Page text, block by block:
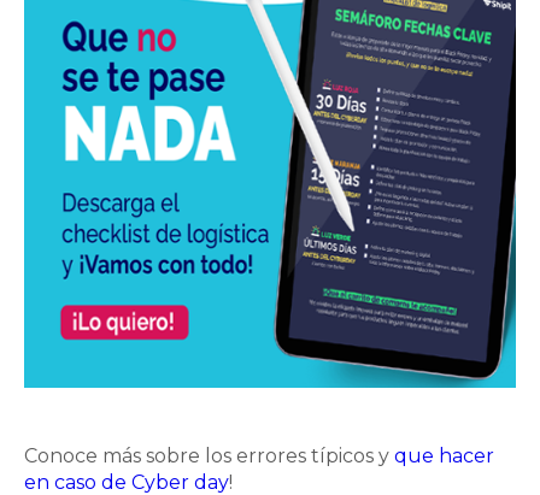
Conoce más sobre los errores típicos y que hacer
en caso de Cyber day!